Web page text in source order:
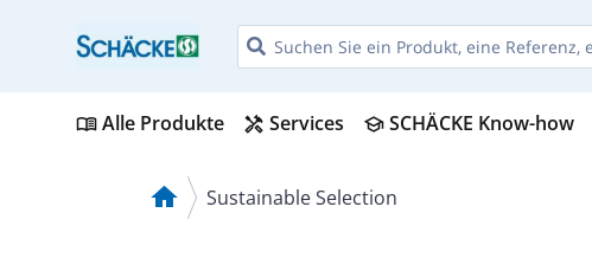
menu_bookAlle Produkte handyman Services schoolSCHÄCKE Know-how
home Sustainable Selection